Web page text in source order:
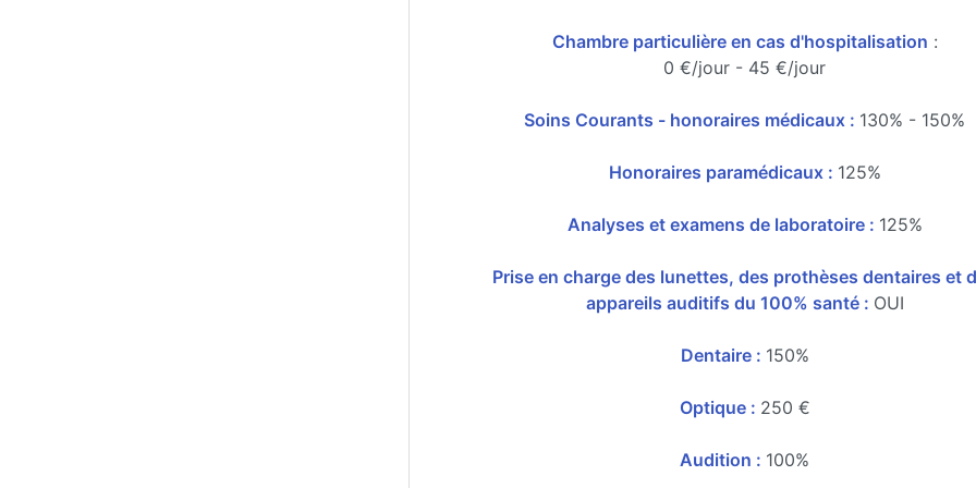
Chambre particulière en cas d'hospitalisation :
0 €/jour - 45 €/jour
Soins Courants - honoraires médicaux : 130% - 150%
Honoraires paramédicaux : 125%
Analyses et examens de laboratoire : 125%
Prise en charge des lunettes, des prothèses dentaires et
appareils auditifs du 100% santé : OUI
Dentaire : 150%
Optique : 250 €
Audition : 100%